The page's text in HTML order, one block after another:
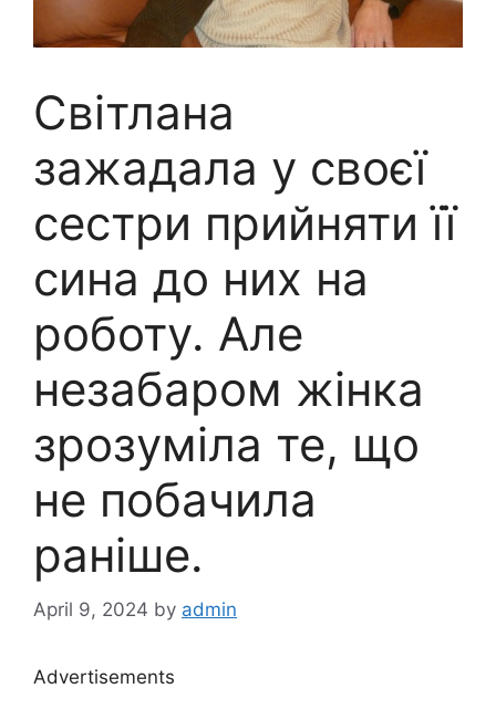
Світлана
зажадала у своєї
сестри прийняти її
сина до них на
роботу. Але
незабаром жінка
зрозуміла те, що
не побачила
раніше.
April 9, 2024 by admin
Advertisements